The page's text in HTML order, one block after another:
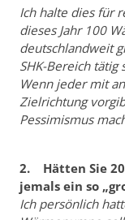
Ich halte dies für
dieses Jahr 100
deutschlandweit
SHK-Bereich tätig
Wenn jeder mit
Zielrichtung
Pessimismus
2. Hätten Sie
jemals ein so
Ich persönlich